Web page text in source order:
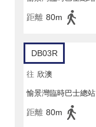
距離 80m
DB03R
往 欣澳
愉景灣臨時巴士總站
距離 80m